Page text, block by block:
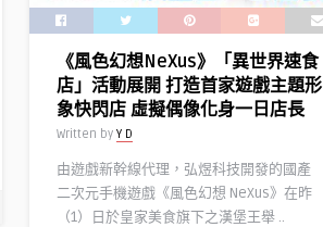
《風色幻想NeXus》「異世界速食
店」活動展開 打造首家遊戲主題形
象快閃店 虛擬偶像化身一日店長
Written by Y D
由遊戲新幹線代理，弘煜科技開發的國產
二次元手機遊戲《風色幻想 NeXus》在昨
（1）日於皇家美食旗下之漢堡王舉 ..